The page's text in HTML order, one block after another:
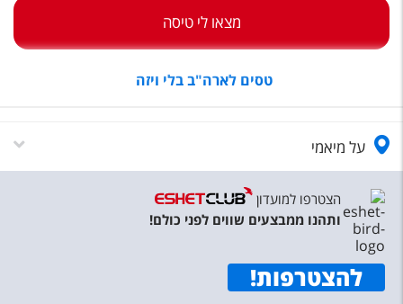
מגזין אשת
טופס צור קשר
תקנון
נגישות
עקבו אחרינו
מצאו לי טיסה
טסים לארה"ב בלי ויזה
על מיאמי
הצטרפו למועדון
ותהנו ממבצעים שווים לפני כולם!
להצטרפות!